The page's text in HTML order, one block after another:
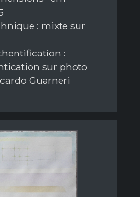
: mixte sur
:
sur photo
Guarneri